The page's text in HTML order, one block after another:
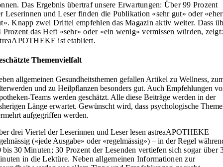
Das Ergebnis übertraf unsere Erwartungen: Über 99 Prozent
Leserinnen und Leser finden die Publikation «sehr gut» oder «eher
Knapp zwei Drittel empfehlen das Magazin aktiv weiter. Dass
Prozent das Heft «sehr» oder «ein wenig» vermissen würden, zeigt:
ist etabliert.
Themenvielfalt
allgemeinen Gesundheitsthemen gefallen Artikel zu Wellness,
und zu Heilpflanzen besonders gut. Auch Empfehlungen
Teams werden geschätzt. Alle diese Beiträge werden in der
Länge erwartet. Gewünscht wird, dass psychologische
aufgegriffen werden.
drei Viertel der Leserinnen und Leser lesen astreaAPOTHEKE
(«jede Ausgabe» oder «regelmässig») – in der Regel
bis 30 Minuten; 30 Prozent der Lesenden vertiefen sichsogar über
in die Lektüre. Neben allgemeinen Informationen zur